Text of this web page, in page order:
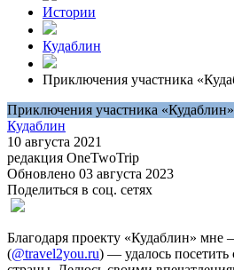
Истории
Кудаблин
Приключения участника
Приключения участника
Кудаблин
10 августа 2021
редакция OneTwoTrip
Обновлено 03 августа 2023
Поделиться в соц. сетях
Благодаря проекту «Кудаблин» мне
(@travel2you.ru) — удалось